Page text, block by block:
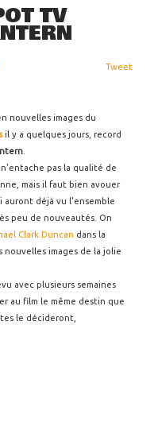
TV
Tweet
nouvelles images du
il y a quelques jours, record
pas la qualité de
mais il faut bien avouer
auront déjà vu l'ensemble
peu de nouveautés. On
Clark Duncan dans la
nouvelles images de la jolie
avec plusieurs semaines
au film le même destin que
le décideront,